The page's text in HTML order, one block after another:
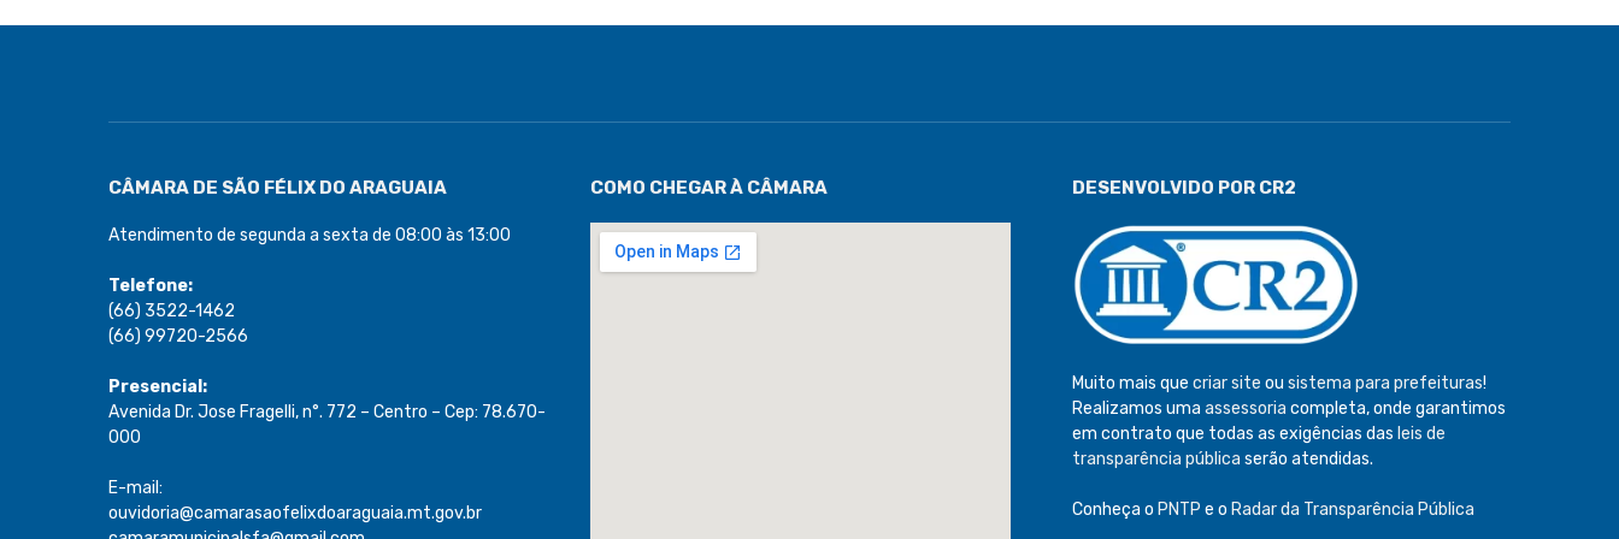
CÂMARA DE SÃO FÉLIX DO ARAGUAIA
Atendimento de segunda a sexta de 08:00 às 13:00
Telefone:
(66) 3522-1462
(66) 99720-2566
Presencial:
Avenida Dr. Jose Fragelli, n°. 772 – Centro – Cep: 78.670-
000
E-mail:
ouvidoria@camarasaofelixdoaraguaia.mt.gov.br
COMO CHEGAR À CÂMARA DESENVOLVIDO POR CR2
Muito mais que criar site ou sistema para prefeituras!
Realizamos uma assessoria completa, onde garantimos
em contrato que todas as exigências das leis de
transparência pública serão atendidas.
Conheça o PNTP e o Radar da Transparência Pública